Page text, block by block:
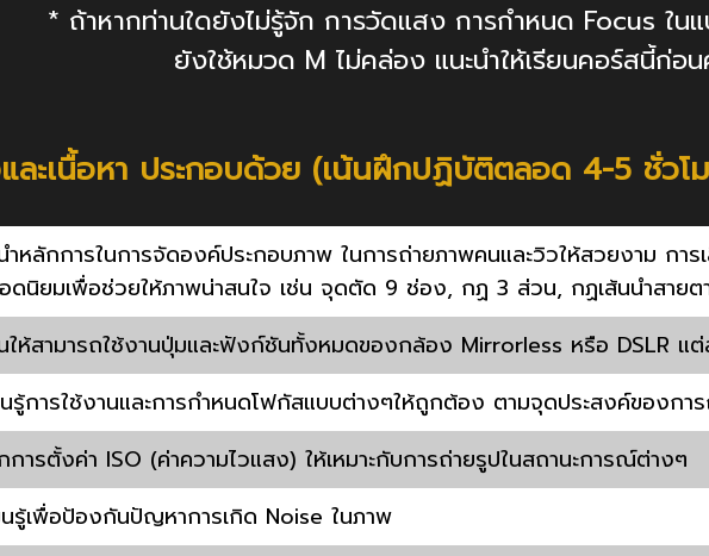
* ถ้าหากท่านใดยังไม่รู้จัก การวัดแสง การกำหนด Focus ใน
ยังใช้หมวด M ไม่คล่อง แนะนำให้เรียนคอร์สนี้ก่อน
ละเนื้อหา ประกอบด้วย (เน้นฝึกปฏิบัติตลอด 4-5 ชั่วโ
ำหลักการในการจัดองค์ประกอบภาพ ในการถ่ายภาพคนและวิวให้สวยงาม กา
ดนิยมเพื่อช่วยให้ภาพน่าสนใจ เช่น จุดตัด 9 ช่อง, กฏ 3 ส่วน, กฏเส้นนำสายต
ห้สามารถใช้งานปุ่มและฟังก์ชันทั้งหมดของกล้อง Mirrorless หรือ DSLR แ
รู้การใช้งานและการกำหนดโฟกัสแบบต่างๆให้ถูกต้อง ตามจุดประสงค์ของกา
ารตั้งค่า ISO (ค่าความไวแสง) ให้เหมาะกับการถ่ายรูปในสถานะการณ์ต่างๆ
รู้เพื่อป้องกันปัญหาการเกิด Noise ในภาพ